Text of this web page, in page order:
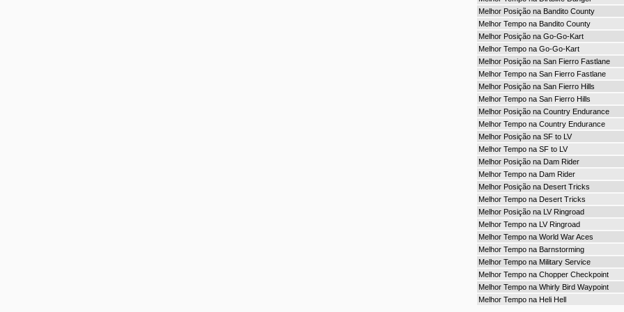
Melhor Posição na Bandito County
Melhor Tempo na Bandito County
Melhor Posição na Go-Go-Kart
Melhor Tempo na Go-Go-Kart
Melhor Posição na San Fierro Fastlane
Melhor Tempo na San Fierro Fastlane
Melhor Posição na San Fierro Hills
Melhor Tempo na San Fierro Hills
Melhor Posição na Country Endurance
Melhor Tempo na Country Endurance
Melhor Posição na SF to LV
Melhor Tempo na SF to LV
Melhor Posição na Dam Rider
Melhor Tempo na Dam Rider
Melhor Posição na Desert Tricks
Melhor Tempo na Desert Tricks
Melhor Posição na LV Ringroad
Melhor Tempo na LV Ringroad
Melhor Tempo na World War Aces
Melhor Tempo na Barnstorming
Melhor Tempo na Military Service
Melhor Tempo na Chopper Checkpoint
Melhor Tempo na Whirly Bird Waypoint
Melhor Tempo na Heli Hell